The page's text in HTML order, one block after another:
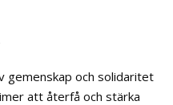
gemenskap och solidaritet
att återfå och stärka